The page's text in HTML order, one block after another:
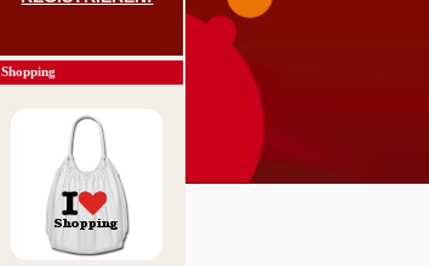
Shopping